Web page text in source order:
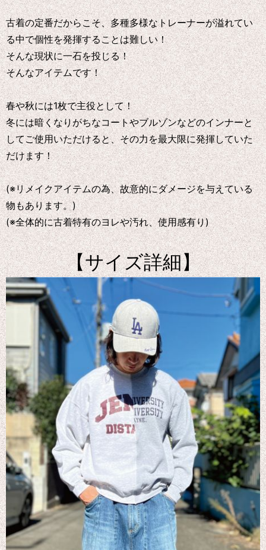
古着の定番だからこそ、多種多様なトレーナーが溢れてい
る中で個性を発揮することは難しい！
そんな現状に一石を投じる！
そんなアイテムです！
春や秋には1枚で主役として！
冬には暗くなりがちなコートやブルゾンなどのインナーと
してご使用いただけると、その力を最大限に発揮していた
だけます！
(※リメイクアイテムの為、故意的にダメージを与えている
物もあります。)
(※全体的に古着特有のヨレや汚れ、使用感有り)
【サイズ詳細】